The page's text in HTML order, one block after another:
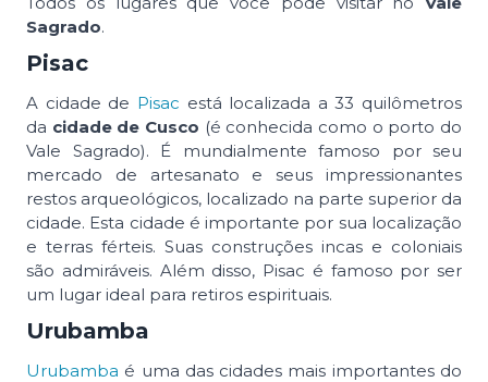
Sagrado.
Pisac
A cidade de Pisac está localizada a 33 quilômetros
da cidade de Cusco (é conhecida como o porto do
Vale Sagrado). É mundialmente famoso por seu
mercado de artesanato e seus impressionantes
restos arqueológicos, localizado na parte superior da
cidade. Esta cidade é importante por sua localização
e terras férteis. Suas construções incas e coloniais
são admiráveis. Além disso, Pisac é famoso por ser
um lugar ideal para retiros espirituais.
Urubamba
Urubamba é uma das cidades mais importantes do